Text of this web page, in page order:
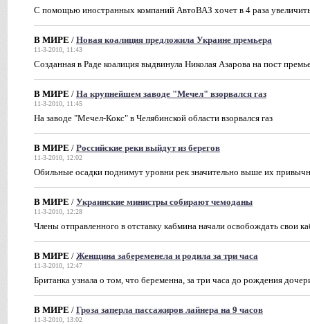
С помощью иностранных компаний АвтоВАЗ хочет в 4 раза
В МИРЕ / Новая коалиция предложила Украине премьера
11-3-2010, 11:43
Созданная в Раде коалиция выдвинула Николая Азарова на пост
В МИРЕ / На крупнейшем заводе "Мечел" взорвался газ
11-3-2010, 11:45
На заводе "Мечел-Кокс" в Челябинской области взорвался газ
В МИРЕ / Российские реки выйдут из берегов
11-3-2010, 12:02
Обильные осадки поднимут уровни рек значительно выше их
В МИРЕ / Украинские министры собирают чемоданы
11-3-2010, 12:28
Члены отправленного в отставку кабмина начали освобождать свои
В МИРЕ / Женщина забеременела и родила за три часа
11-3-2010, 12:47
Британка узнала о том, что беременна, за три часа до рождения
В МИРЕ / Гроза заперла пассажиров лайнера на 9 часов
11-3-2010, 13:02